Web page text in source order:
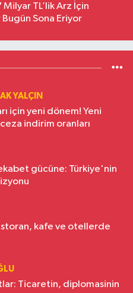
Milyar TL’lik Arz İçin
Sona Eriyor
YALÇIN
için yeni dönem! Yeni
indirim oranları
gücüne: Türkiye'nin
kafe ve otellerde
Ticaretin, diplomasinin